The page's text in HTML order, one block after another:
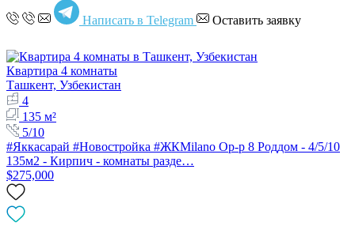
Написать в Telegram Оставить заявку
Квартира 4 комнаты
Ташкент, Узбекистан
4
135 м²
5/10
#Яккасарай #Новостройка #ЖКMilano Ор-р 8 Роддом - 4/5/10
135м2 - Кирпич - комнаты разде…
$275,000